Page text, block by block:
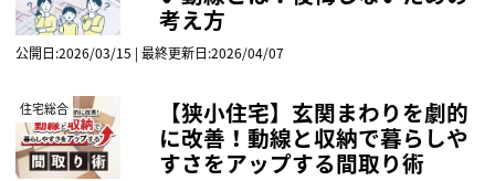
考え方
公開日:2026/03/15 | 最終更新日:2026/04/07
住宅総合 【狭小住宅】玄関まわりを劇的
に改善！動線と収納で暮らしや
すさをアップする間取り術